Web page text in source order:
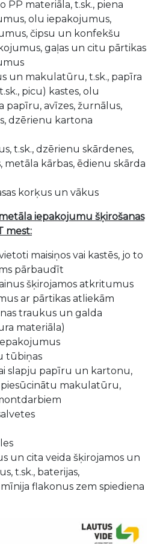
PP materiāla, t.sk., piena
olu iepakojumus,
čipsu un konfekšu
gaļas un citu pārtikas
un makulatūru, t.sk., papīra
picu) kastes, olu
papīru, avīzes, žurnālus,
dzērienu kartona
t.sk., dzērienu skārdenes,
metāla kārbas, ēdienu skārda
korķus un vākus
iepakojumu šķirošanas
mest:
maisiņos vai kastēs, jo to
pārbaudīt
šķirojamos atkritumus
ar pārtikas atliekām
traukus un galda
materiāla)
tūbiņas
slapju papīru un kartonu,
piesūcinātu makulatūru,
un cita veida šķirojamos un
t.sk., baterijas,
flakonus zem spiediena